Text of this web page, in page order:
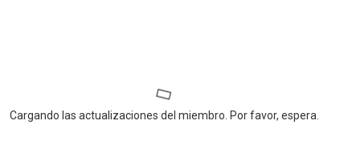
Cargando las actualizaciones del miembro. Por favor, espera.